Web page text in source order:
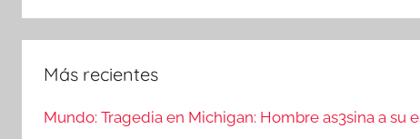
Más recientes
Mundo: Tragedia en Michigan: Hombre as3sina a su